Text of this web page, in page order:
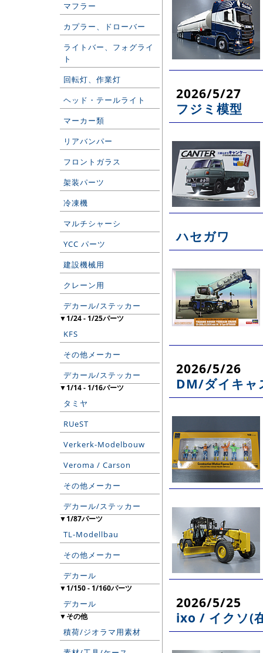
マフラー
カプラー、ドローバー
ライトバー、フォグライ
ト
回転灯、作業灯
ヘッド・テールライト
マーカー類
リアバンパー
フロントガラス
架装パーツ
冷凍機
マルチシャーシ
YCC パーツ
建設機械用
クレーン用
デカール/ステッカー
▼1/24 - 1/25パーツ
KFS
その他メーカー
デカール/ステッカー
▼1/14 - 1/16パーツ
タミヤ
RUeST
Verkerk-Modelbouw
Veroma / Carson
その他メーカー
デカール/ステッカー
▼1/87パーツ
TL-Modellbau
その他メーカー
デカール
▼1/150 - 1/160パーツ
デカール
▼その他
積荷/ジオラマ用素材
2026/5/27
フジミ模型
ハセガワ
2026/5/26
DM/ダイキャ
2026/5/25
ixo / イクソ(